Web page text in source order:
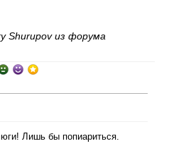
Shurupov из форума
Лишь бы попиариться.